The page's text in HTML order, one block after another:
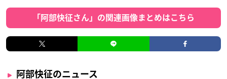
「阿部快征さん」の関連画像まとめはこちら
阿部快征のニュース